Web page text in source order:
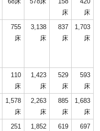
床
床
755
床
3,138
床
837
床
1,703
床
110
床
1,423
床
529
床
593
床
1,578
床
2,263
床
885
床
1,683
床
251
1,852
619
697